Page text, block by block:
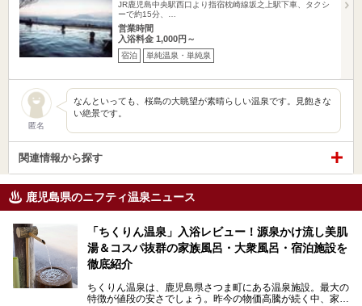
JR鹿児島中央駅西口より指宿枕崎線坂之上駅下車、タクシ
ーで約15分、…
営業時間
入浴料金 1,000円～
宿泊 単純温泉・単純泉
匿名
なんといっても、桜島の大眺望が素晴らしい温泉です。見飽きな
い絶景です。
関連情報から探す
鹿児島県のニフティ温泉ニュース
「ちくりん温泉」入浴レビュー！源泉かけ流し美肌
湯＆コスパ抜群の家族風呂・大衆風呂・宿泊施設を
徹底紹介
ちくりん温泉は、鹿児島県さつま町にある温泉施設。最大の
特徴が値段の安さでしょう。昨今の物価高騰が続く中、家族